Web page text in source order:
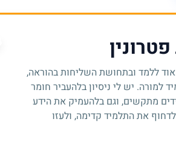
ללמד ובתחושת השליחות בהוראה,
למורה. יש לי ניסיון בלהעביר חומר
מתקשים, וגם בלהעמיק את הידע
את התלמיד קדימה, ולעזו